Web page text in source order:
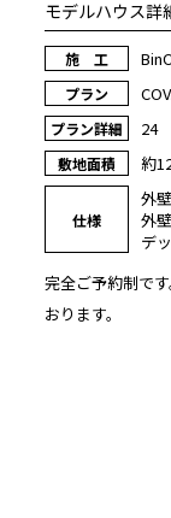
モデルハウス詳
施 工
プラン
プラン詳細 24
敷地面積 約
仕様
外
外
デ
完全ご予約制で
おります。